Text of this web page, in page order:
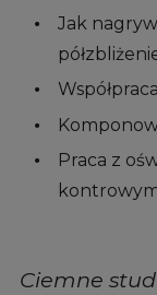
Jak
Praca z
Ciemne